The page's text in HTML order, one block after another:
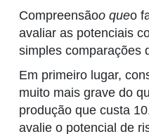
Compreensãoo queo
avaliar as potenciais
simples comparações
Em primeiro lugar,
muito mais grave do
produção que custa
avalie o potencial de